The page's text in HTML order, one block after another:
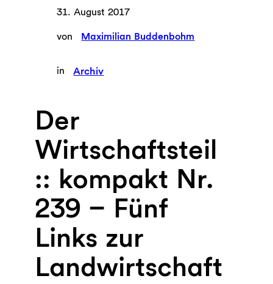
31. August 2017
von Maximilian Buddenbohm
in Archiv
Der
Wirtschaftsteil
:: kompakt Nr.
239 – Fünf
Links zur
Landwirtschaft